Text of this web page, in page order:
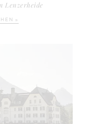
Lenzerheide
»